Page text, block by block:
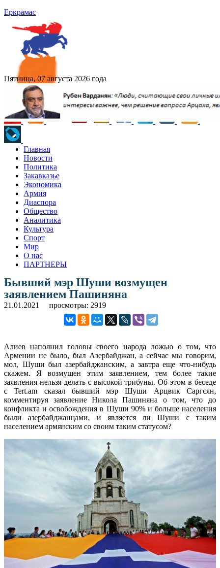
Еркрамас
Пятница, 07 августа 2026 года
Главная
Новости
Политика
Закавказье
Экономика
Армия
Диаспора
Общество
Аналитика
Культура
Спорт
Мир
О нас
ПАРТНЕРЫ
Бывший мэр Шуши возмущен
заявлением Пашиняна
21.01.2021 просмотры: 2919
Алиев наполнил головы своего народа ложью о том, что
Армении не было, был Азербайджан, а сейчас мы говорим,
мол, Шуши был азербайджанским, а завтра еще что-нибудь
скажем. Я возмущен этим заявлением, тем более такие
заявления нельзя делать с высокой трибуны. Об этом в беседе
с Tert.am сказал бывший мэр Шуши Арцвик Саргсян,
комментируя заявление Никола Пашиняна о том, что до
конфликта и освобождения в Шуши 90% и больше населения
были азербайджанцами, и является ли Шуши с таким
населением армянским со своим таким статусом?